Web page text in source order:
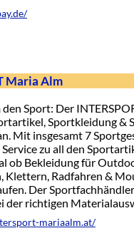
Maria Alm
Sport: Der
Sportkleidung &
Mit insgesamt 7
zu all den
ob Bekleidung für
Klettern, Radfahren &
Der
der richtigen
mariaalm.at/